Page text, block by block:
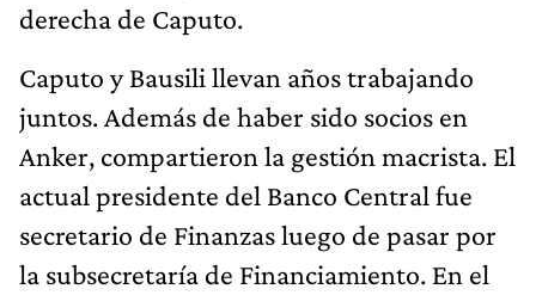
derecha de Caputo.
Caputo y Bausili llevan años trabajando
juntos. Además de haber sido socios en
Anker, compartieron la gestión macrista. El
actual presidente del Banco Central fue
secretario de Finanzas luego de pasar por
la subsecretaría de Financiamiento. En el